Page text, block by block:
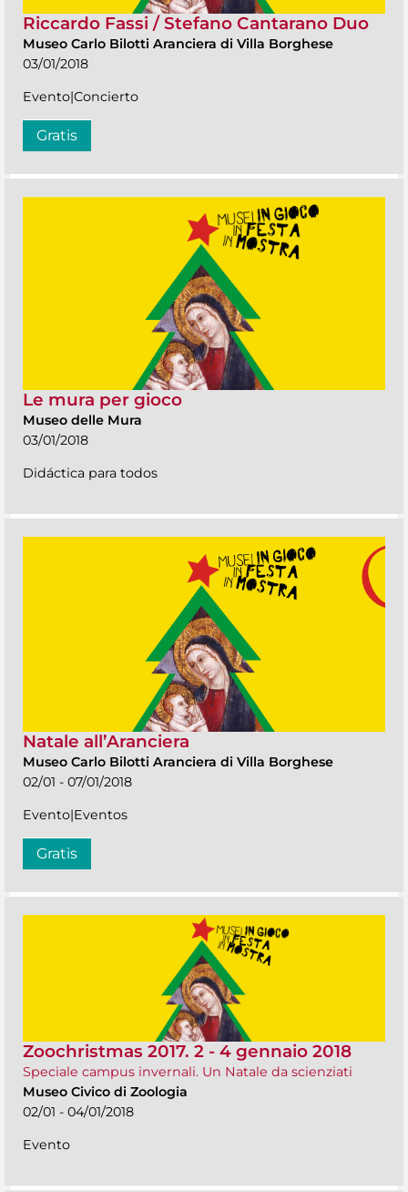
Riccardo Fassi / Stefano Cantarano Duo
Museo Carlo Bilotti Aranciera di Villa Borghese
03/01/2018
Evento|Concierto
Gratis
Le mura per gioco
Museo delle Mura
03/01/2018
Didáctica para todos
Natale all’Aranciera
Museo Carlo Bilotti Aranciera di Villa Borghese
02/01 - 07/01/2018
Evento|Eventos
Gratis
Zoochristmas 2017. 2 - 4 gennaio 2018
Speciale campus invernali. Un Natale da scienziati
Museo Civico di Zoologia
02/01 - 04/01/2018
Evento